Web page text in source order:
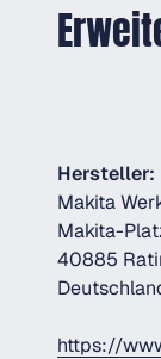
Hersteller:
Makita
Makita-
40885
https://